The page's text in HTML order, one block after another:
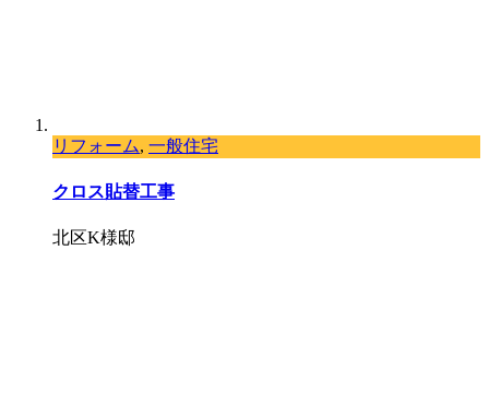
リフォーム, 一般住宅
クロス貼替工事
北区K様邸